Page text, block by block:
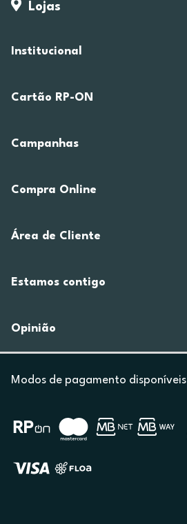
Lojas
Institucional
Cartão RP-ON
Campanhas
Compra Online
Área de Cliente
Estamos contigo
Opinião
Modos de pagamento disponíveis